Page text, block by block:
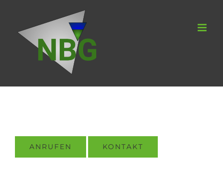
springen
ANRUFEN KONTAKT